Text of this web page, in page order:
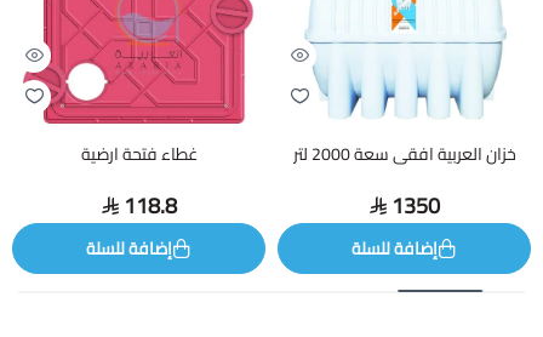
خزان العربية افقى سعة 2000 لتر
1350
إضافة للسلة
غطاء فتحة ارضية
118.8
إضافة للسلة